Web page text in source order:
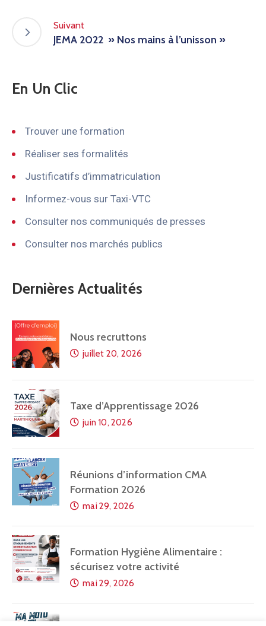
Suivant
JEMA 2022 » Nos mains à l’unisson »
En Un Clic
Trouver une formation
Réaliser ses formalités
Justificatifs d’immatriculation
Informez-vous sur Taxi-VTC
Consulter nos communiqués de presses
Consulter nos marchés publics
Dernières Actualités
Nous recruttons
juillet 20, 2026
Taxe d’Apprentissage 2026
juin 10, 2026
Réunions d’information CMA
Formation 2026
mai 29, 2026
Formation Hygiène Alimentaire :
sécurisez votre activité
mai 29, 2026